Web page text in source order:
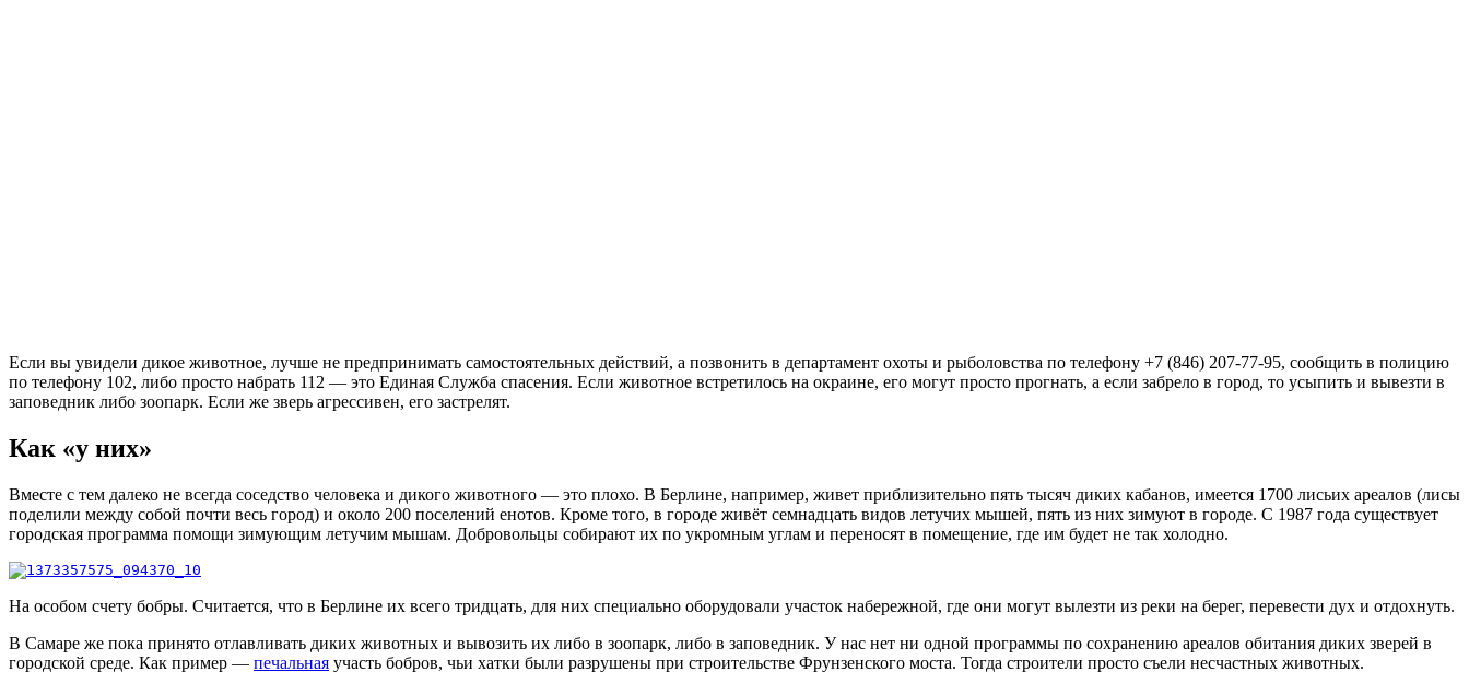
Если вы увидели дикое животное, лучше не предпринимать самостоятельных действий, а позвонить в департамент охоты и рыболовства по телефону +7 (846) 207-77-95, сообщить в полицию
по телефону 102, либо просто набрать 112 — это Единая Служба спасения. Если животное встретилось на окраине, его могут просто прогнать, а если забрело в город, то усыпить и вывезти в
заповедник либо зоопарк. Если же зверь агрессивен, его застрелят.
Как «у них»
Вместе с тем далеко не всегда соседство человека и дикого животного — это плохо. В Берлине, например, живет приблизительно пять тысяч диких кабанов, имеется 1700 лисьих ареалов (лисы
поделили между собой почти весь город) и около 200 поселений енотов. Кроме того, в городе живёт семнадцать видов летучих мышей, пять из них зимуют в городе. С 1987 года существует
городская программа помощи зимующим летучим мышам. Добровольцы собирают их по укромным углам и переносят в помещение, где им будет не так холодно.
На особом счету бобры. Считается, что в Берлине их всего тридцать, для них специально оборудовали участок набережной, где они могут вылезти из реки на берег, перевести дух и отдохнуть.
В Самаре же пока принято отлавливать диких животных и вывозить их либо в зоопарк, либо в заповедник. У нас нет ни одной программы по сохранению ареалов обитания диких зверей в
городской среде. Как пример — печальная участь бобров, чьи хатки были разрушены при строительстве Фрунзенского моста. Тогда строители просто съели несчастных животных.